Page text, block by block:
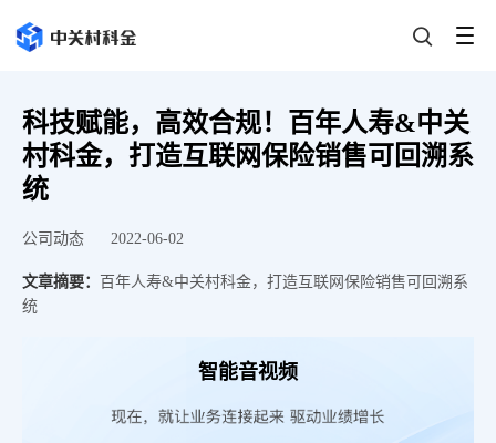
科技赋能，高效合规！百年人寿&中关
村科金，打造互联网保险销售可回溯系
统
公司动态 2022-06-02
文章摘要：
百年人寿&中关村科金，打造互联网保险销售可回溯系
统
智能音视频